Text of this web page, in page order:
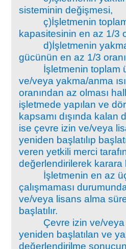
sisteminin değişmesi,
ç)İşletmenin
kapasitesinin en az 1/3
d)İşletmenin
gücünün en az 1/3
İşletmenin toplam
ve/veya yakma/anma
oranından az olması
işletmede yapılan ve
kapsamı dışında kalan
ise çevre izin ve/veya
yeniden başlatılıp
veren yetkili merci
değerlendirilerek karara
İşletmenin en az
çalışmaması
ve/veya lisans alma
başlatılır.
Çevre izin ve/
yeniden başlatılan ve
değerlendirilme